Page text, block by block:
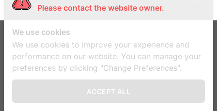
คะแนน
4.00
ตั้งแต่ 1-
ข้อตกลงและเงื่อนไข นโยบายความเป็นส่วนตัว
Copyright 2026 ©Flatsome Theme
Please contact the website owner.
We use cookies
We use cookies to improve your experience and
performance on our website. You can manage your
preferences by clicking "Change Preferences".
ACCEPT ALL